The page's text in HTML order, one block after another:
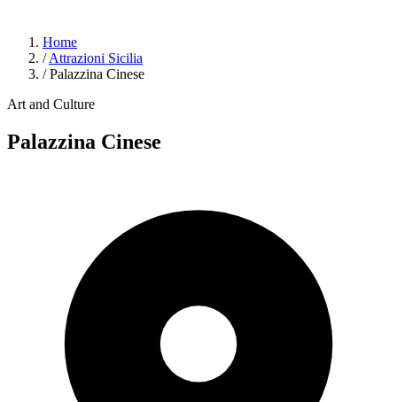
Home
/ Attrazioni Sicilia
/ Palazzina Cinese
Art and Culture
Palazzina Cinese